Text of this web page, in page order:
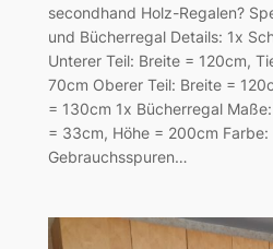
secondhand Holz-Regalen?
und Bücherregal Details: 1x
Unterer Teil: Breite = 120cm,
70cm Oberer Teil: Breite =
= 130cm 1x Bücherregal
= 33cm, Höhe = 200cm
Gebrauchsspuren…